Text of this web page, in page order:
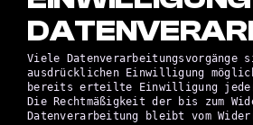
Viele
ausdrücklichen Einwilligung
bereits erteilte Einwilligung
Die Rechtmäßigkeit der bis zum
Datenverarbeitung bleibt vom